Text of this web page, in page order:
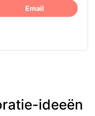
Email
ideeën